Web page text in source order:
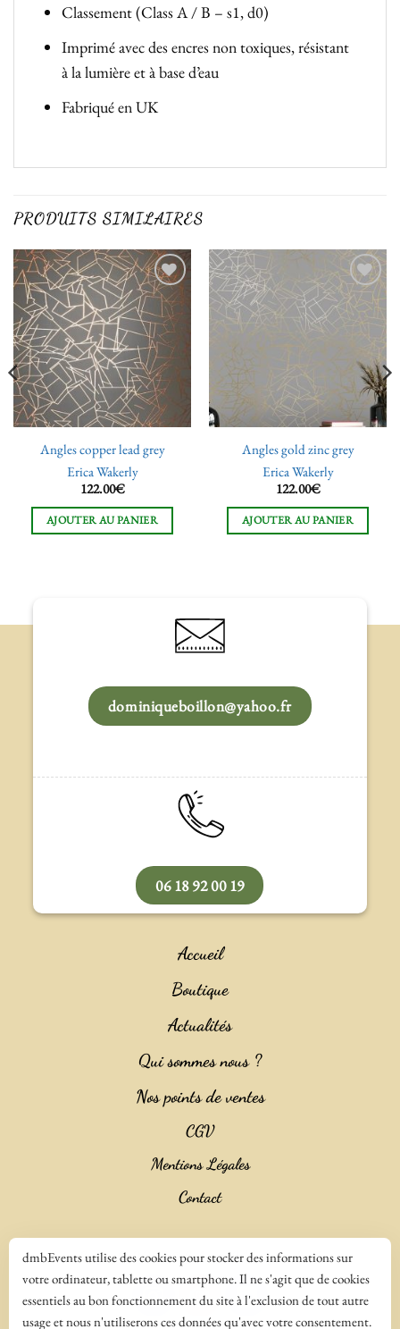
Classement (Class A / B – s1, d0)
Imprimé avec des encres non toxiques, résistant
à la lumière et à base d’eau
Fabriqué en UK
PRODUITS SIMILAIRES
Ajouter
à la liste
de
souhaits
Angles copper lead grey
Erica Wakerly
122.00€
AJOUTER AU PANIER
Ajouter
à la liste
de
Angles gold zinc grey
Erica Wakerly
122.00€
AJOUTER AU PANIER
dominiqueboillon@yahoo.fr
06 18 92 00 19
Accueil
Boutique
Actualités
Qui sommes nous ?
Nos points de ventes
CGV
Mentions Légales
Contact
Copyright 2023 ©Salencia SAS Agence Web
dmbEvents utilise des cookies pour stocker des informations sur
votre ordinateur, tablette ou smartphone. Il ne s'agit que de cookies
essentiels au bon fonctionnement du site à l'exclusion de tout autre
usage et nous n'utiliserons ces données qu'avec votre consentement.